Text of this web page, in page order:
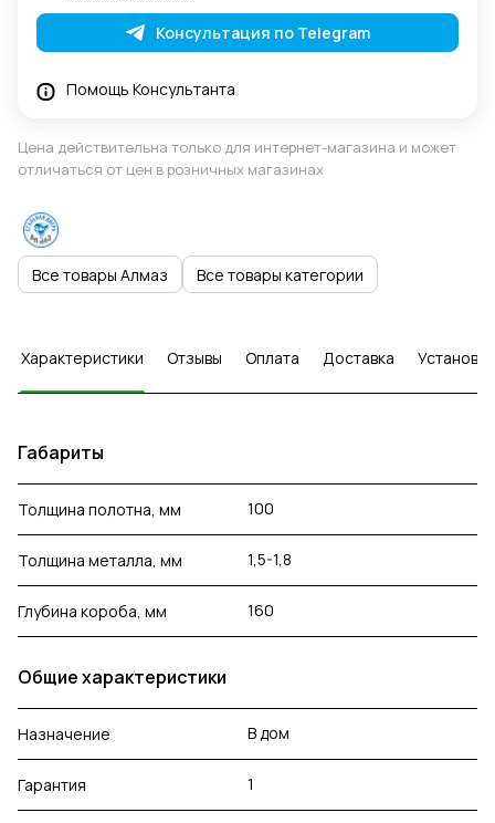
Консультация по Telegram
Помощь Консультанта
Цена действительна только для интернет-магазина и может
отличаться от цен в розничных магазинах
Все товары Алмаз Все товары категории
Характеристики Отзывы Оплата Доставка Установка
Габариты
Толщина полотна, мм 100
Толщина металла, мм 1,5-1,8
Глубина короба, мм 160
Общие характеристики
Назначение В дом
Гарантия 1